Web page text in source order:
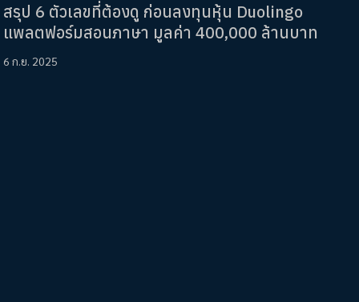
สรุป 6 ตัวเลขที่ต้องดู ก่อนลงทุนหุ้น Duolingo
แพลตฟอร์มสอนภาษา มูลค่า 400,000 ล้านบาท
6 ก.ย. 2025